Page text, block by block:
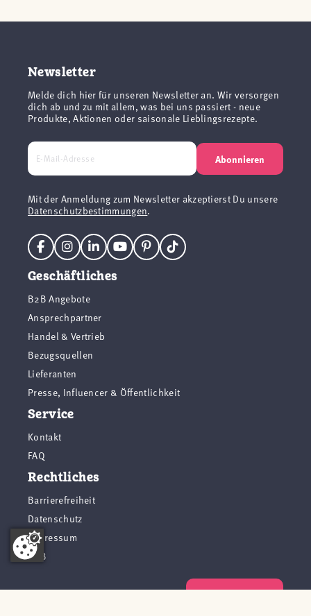
Newsletter
Melde dich hier für unseren Newsletter an. Wir versorgen
dich ab und zu mit allem, was bei uns passiert - neue
Produkte, Aktionen oder saisonale Lieblingsrezepte.
Abonnieren
Mit der Anmeldung zum Newsletter akzeptierst Du unsere
Datenschutzbestimmungen.
Geschäftliches
B2B Angebote
Ansprechpartner
Handel & Vertrieb
Bezugsquellen
Lieferanten
Presse, Influencer & Öffentlichkeit
Service
Kontakt
FAQ
Rechtliches
Barrierefreiheit
Datenschutz
Impressum
AGB